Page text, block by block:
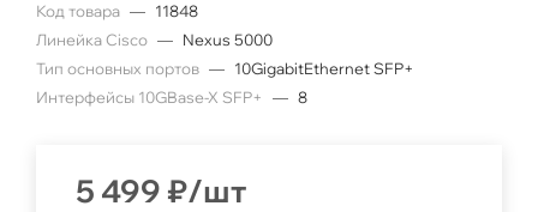
Код товара — 11848
Линейка Cisco — Nexus 5000
Тип основных портов — 10GigabitEthernet SFP+
Интерфейсы 10GBase-X SFP+
— 8
5 499 ₽/шт